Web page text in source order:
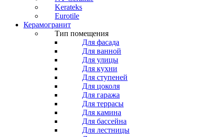
Kerateks
Eurotile
Керамогранит
Тип помещения
Для фасада
Для ванной
Для улицы
Для кухни
Для ступеней
Для цоколя
Для гаража
Для террасы
Для камина
Для бассейна
Для лестницы